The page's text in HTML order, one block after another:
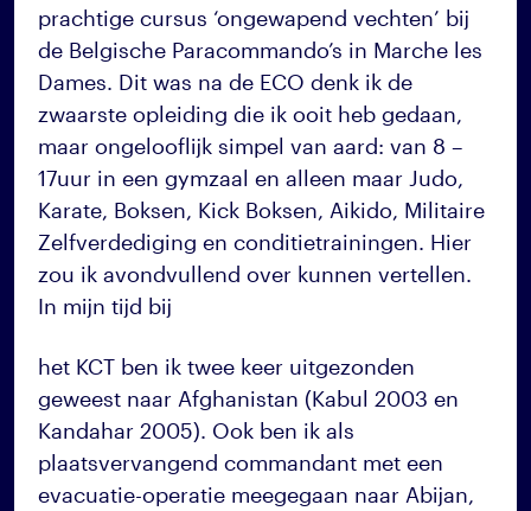
prachtige cursus ‘ongewapend vechten’ bij
de Belgische Paracommando’s in Marche les
Dames. Dit was na de ECO denk ik de
zwaarste opleiding die ik ooit heb gedaan,
maar ongelooflijk simpel van aard: van 8 –
17uur in een gymzaal en alleen maar Judo,
Karate, Boksen, Kick Boksen, Aikido, Militaire
Zelfverdediging en conditietrainingen. Hier
zou ik avondvullend over kunnen vertellen.
In mijn tijd bij
het KCT ben ik twee keer uitgezonden
geweest naar Afghanistan (Kabul 2003 en
Kandahar 2005). Ook ben ik als
plaatsvervangend commandant met een
evacuatie-operatie meegegaan naar Abijan,